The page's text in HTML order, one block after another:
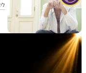
ליאור קלו